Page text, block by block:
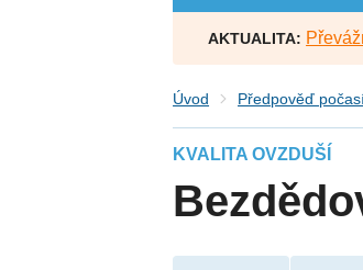
AKTUALITA:
Úvod Předpověď
KVALITA OVZDUŠÍ